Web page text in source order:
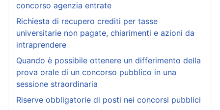
concorso agenzia entrate
Richiesta di recupero crediti per tasse
universitarie non pagate, chiarimenti e azioni da
intraprendere
Quando è possibile ottenere un differimento della
prova orale di un concorso pubblico in una
sessione straordinaria
Riserve obbligatorie di posti nei concorsi pubblici